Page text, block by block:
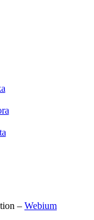
– Webium